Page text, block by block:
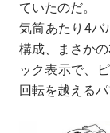
ていたのだ。
気筒あたり4バ
構成、まさか
ック表示で、
回転を越える